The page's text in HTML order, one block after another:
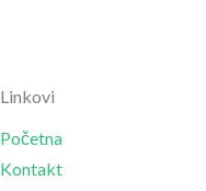
Linkovi
Početna
Kontakt